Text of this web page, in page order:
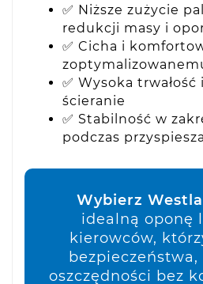
✅ Niższe zużycie
redukcji masy i
✅ Cicha i
✅ Wysoka
ścieranie
✅ Stabilność w
podczas
Wybierz
idealną oponę
kierowców,
oszczędności bez